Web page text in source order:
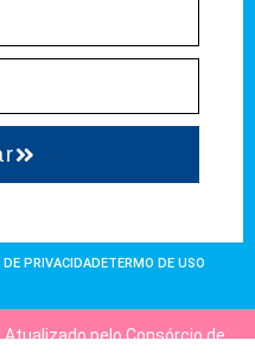
PRIVACIDADETERMO DE USO
pelo Consórcio de